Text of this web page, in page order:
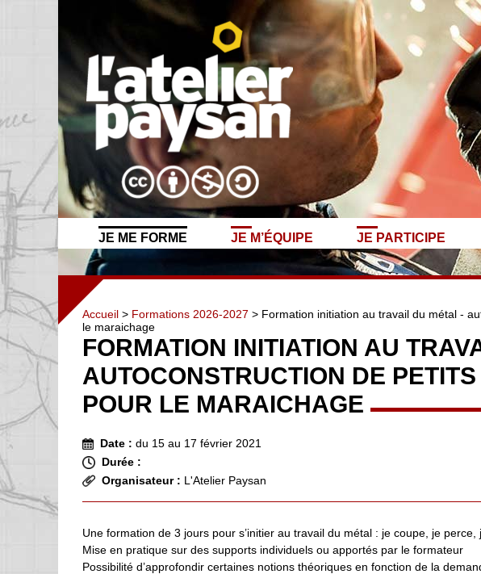
JE ME FORME JE M’ÉQUIPE JE PARTICIPE
Accueil > Formations 2026-2027 > Formation initiation au travail du métal -
le maraichage
FORMATION INITIATION AU
AUTOCONSTRUCTION DE
POUR LE MARAICHAGE
Date : du 15 au 17 février 2021
Durée :
Organisateur : L'Atelier Paysan
Une formation de 3 jours pour s’initier au travail du métal : je coupe, je perce,
Mise en pratique sur des supports individuels ou apportés par le formateur
Possibilité d’approfondir certaines notions théoriques en fonction de la